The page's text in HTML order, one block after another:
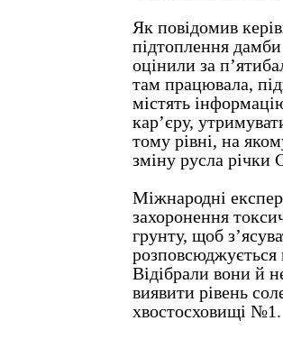
Як повідомив
підтоплення
оцінили за
там працювала,
містять
кар’єру,
тому рівні, на
зміну русла річки
Міжнародні
захоронення
грунту, щоб
розповсюджується
Відібрали вони й
виявити рівень
хвостосховищі №1.